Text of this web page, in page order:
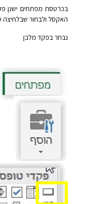
בכרטסת מפתחים ישנן
האקסל ולבחור שבלחיצה
נבחר בפקד מלבן